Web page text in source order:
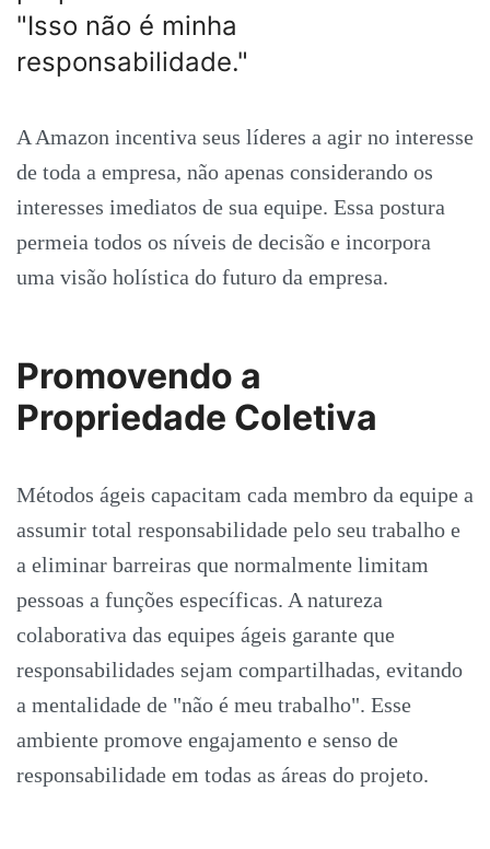
"Isso não é minha
responsabilidade."
A Amazon incentiva seus líderes a agir no interesse
de toda a empresa, não apenas considerando os
interesses imediatos de sua equipe. Essa postura
permeia todos os níveis de decisão e incorpora
uma visão holística do futuro da empresa.
Promovendo a
Propriedade Coletiva
Métodos ágeis capacitam cada membro da equipe a
assumir total responsabilidade pelo seu trabalho e
a eliminar barreiras que normalmente limitam
pessoas a funções específicas. A natureza
colaborativa das equipes ágeis garante que
responsabilidades sejam compartilhadas, evitando
a mentalidade de "não é meu trabalho". Esse
ambiente promove engajamento e senso de
responsabilidade em todas as áreas do projeto.